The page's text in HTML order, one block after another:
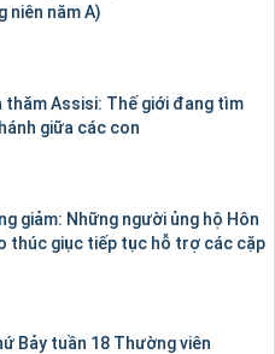
niên năm A)
thăm Assisi: Thế giới đang tìm
giữa các con
giảm: Những người ủng hộ Hôn
thúc giục tiếp tục hỗ trợ các cặp
Bảy tuần 18 Thường viên